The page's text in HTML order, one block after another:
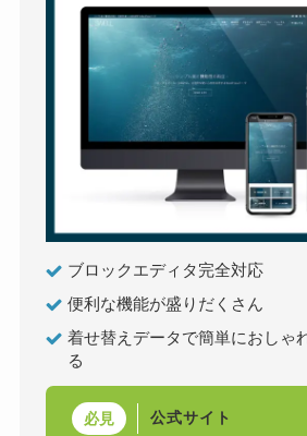
ブロックエディタ完全対応
便利な機能が盛りだくさん
着せ替えデータで簡単におしゃ
る
必見 公式サイト